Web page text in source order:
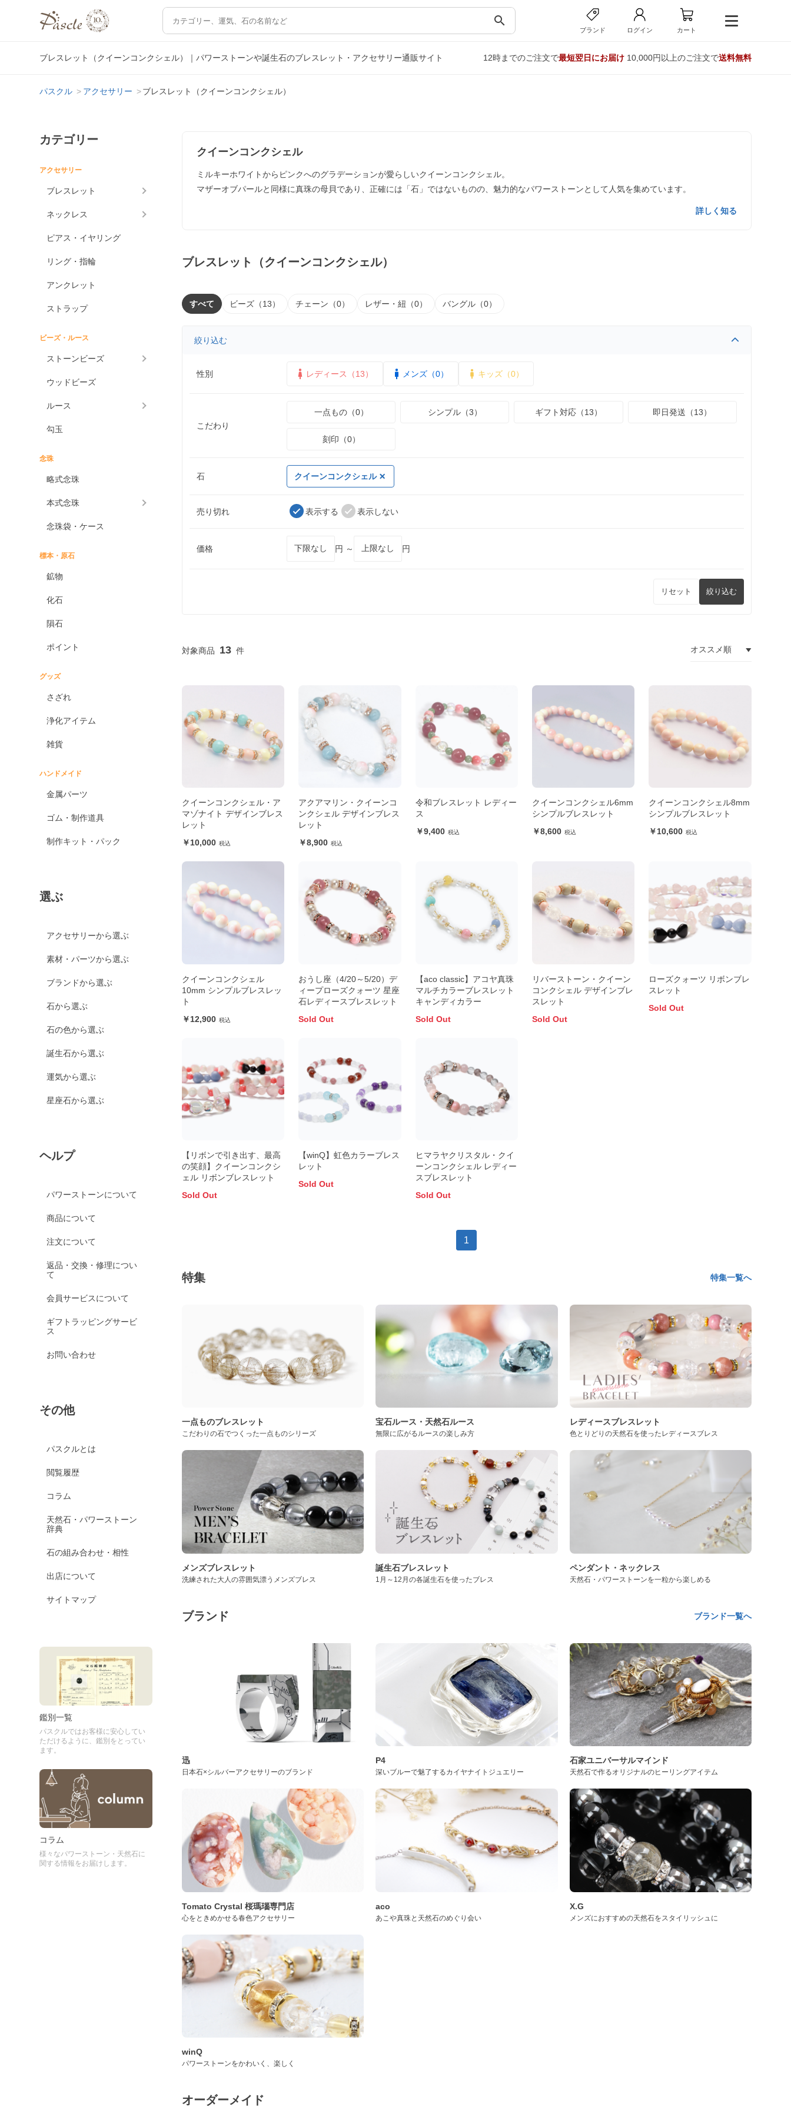
search
ブランド ログイン カート
ブレスレット（クイーンコンクシェル）｜パワーストーンや誕生石のブレスレット・アクセサリー通販サイト 12時までのご注文で最短翌日にお届け10,000円以上のご注文で送料無料
パスクル アクセサリー ブレスレット（クイーンコンクシェル）
カテゴリー
アクセサリー
ブレスレット
ネックレス
ピアス・イヤリング
リング・指輪
アンクレット
ストラップ
ビーズ・ルース
ストーンビーズ
ウッドビーズ
ルース
勾玉
念珠
略式念珠
本式念珠
念珠袋・ケース
標本・原石
鉱物
化石
隕石
ポイント
グッズ
さざれ
浄化アイテム
雑貨
ハンドメイド
金属パーツ
ゴム・制作道具
制作キット・パック
選ぶ
アクセサリーから選ぶ
素材・パーツから選ぶ
ブランドから選ぶ
石から選ぶ
石の色から選ぶ
誕生石から選ぶ
運気から選ぶ
星座石から選ぶ
ヘルプ
パワーストーンについて
商品について
注文について
返品・交換・修理につい
て
会員サービスについて
ギフトラッピングサービ
ス
お問い合わせ
その他
パスクルとは
閲覧履歴
コラム
天然石・パワーストーン
辞典
石の組み合わせ・相性
出店について
サイトマップ
鑑別一覧
パスクルではお客様に安心してい
ただけるように、鑑別をとってい
ます。
コラム
様々なパワーストーン・天然石に
関する情報をお届けします。
クイーンコンクシェル
ミルキーホワイトからピンクへのグラデーションが愛らしいクイーンコンクシェル。
マザーオブパールと同様に真珠の母貝であり、正確には「石」ではないものの、魅力的なパワーストーンとして人気を集めています。
詳しく知る
ブレスレット（クイーンコンクシェル）
すべて ビーズ（13） チェーン（0） レザー・紐（0） バングル（0）
絞り込む
性別 レディース（13） メンズ（0） キッズ（0）
こだわり
一点もの（0） シンプル（3） ギフト対応（13） 即日発送（13）
刻印（0）
石 クイーンコンクシェル
売り切れ 表示する 表示しない
価格 円 ～ 円
リセット 絞り込む
13
クイーンコンクシェル・ア
マゾナイト デザインブレス
レット
10,000
アクアマリン・クイーンコ
ンクシェル デザインブレス
レット
8,900
令和ブレスレット レディー
ス
9,400
クイーンコンクシェル6mm
シンプルブレスレット
8,600
クイーンコンクシェル8mm
シンプルブレスレット
10,600
クイーンコンクシェル
10mm シンプルブレスレッ
ト
12,900
おうし座（4/20～5/20）デ
ィープローズクォーツ 星座
石レディースブレスレット
Sold Out
【aco classic】アコヤ真珠
マルチカラーブレスレット
キャンディカラー
Sold Out
リバーストーン・クイーン
コンクシェル デザインブレ
スレット
Sold Out
ローズクォーツ リボンブレ
スレット
Sold Out
【リボンで引き出す、最高
の笑顔】クイーンコンクシ
ェル リボンブレスレット
Sold Out
【winQ】虹色カラーブレス
レット
Sold Out
ヒマラヤクリスタル・クイ
ーンコンクシェル レディー
スブレスレット
Sold Out
1
特集 特集一覧へ
一点ものブレスレット
こだわりの石でつくった一点ものシリーズ
宝石ルース・天然石ルース
無限に広がるルースの楽しみ方
レディースブレスレット
色とりどりの天然石を使ったレディースブレス
メンズブレスレット
洗練された大人の雰囲気漂うメンズブレス
誕生石ブレスレット
1月～12月の各誕生石を使ったブレス
ペンダント・ネックレス
天然石・パワーストーンを一粒から楽しめる
ブランド ブランド一覧へ
迅
日本石×シルバーアクセサリーのブランド
P4
深いブルーで魅了するカイヤナイトジュエリー
石家ユニバーサルマインド
天然石で作るオリジナルのヒーリングアイテム
Tomato Crystal 桜瑪瑙専門店
心をときめかせる春色アクセサリー
aco
あこや真珠と天然石のめぐり会い
X.G
メンズにおすすめの天然石をスタイリッシュに
winQ
パワーストーンをかわいく、楽しく
オーダーメイド